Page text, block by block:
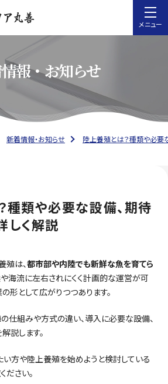
メニュー
報・お知らせ
新着情報・お知らせ 陸上養殖とは？種類や必要
種類や必要な設備、期待
しく解説
殖は、都市部や内陸でも新鮮な魚を育てら
海流に左右されにくく計画的な運営が可
形として広がりつつあります。
仕組みや方式の違い、導入に必要な設備、
説します。
方や陸上養殖を始めようと検討している
ださい。